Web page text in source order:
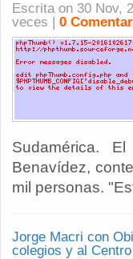
Escrita on 30 Nov,
veces | 0
Sudamérica.
Benavídez,
mil personas.
Jorge Macri con
colegios y al